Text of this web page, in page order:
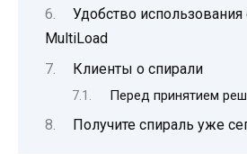
Удобство использования
MultiLoad
Клиенты о спирали
Перед принятием
Получите спираль уже